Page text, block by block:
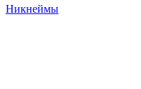
Никнеймы